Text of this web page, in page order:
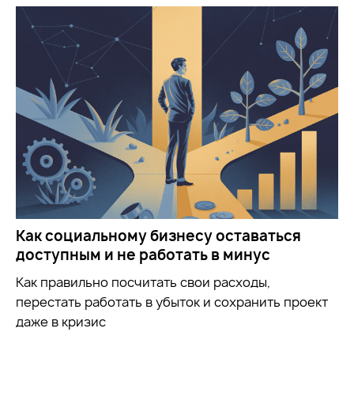
Как социальному бизнесу оставаться
доступным и не работать в минус
Как правильно посчитать свои расходы,
перестать работать в убыток и сохранить проект
даже в кризис